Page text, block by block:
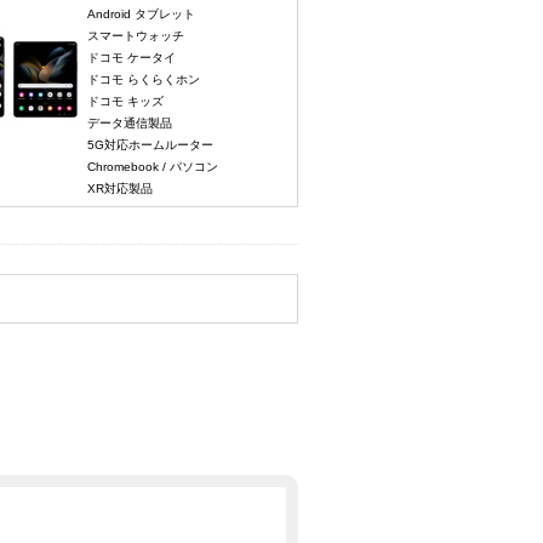
Android タブレット
スマートウォッチ
ドコモ ケータイ
ドコモ らくらくホン
ドコモ キッズ
データ通信製品
5G対応ホームルーター
Chromebook / パソコン
XR対応製品